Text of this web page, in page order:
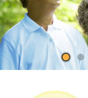
社署长者资